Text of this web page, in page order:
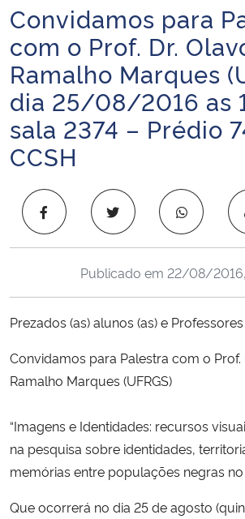
Ministério da Agricultura, Pecuária e Abastecimento
Ministério da Educação
Ministério da Cidadania
Ministério da Saúde
Ministério de Minas e Energia
Ministério da Ciência, Tecnologia, Inovações e
Ministério do Turismo
Ministério do Desenvolvimento Regional
Ministério da Mulher, da Família e dos Direitos
Secretaria-Geral
Início do conteúdo
Convidamos para
com o Prof. Dr.
Ramalho Marques
dia 25/08/2016 as
sala 2374 – Prédio
CCSH
Publicado em 22/08/2016,
Prezados (as) alunos (as) e Professores
Convidamos para Palestra com o Prof.
Ramalho Marques (UFRGS)
“Imagens e Identidades: recursos
na pesquisa sobre identidades,
memórias entre populações negras no
Que ocorrerá no dia 25 de agosto